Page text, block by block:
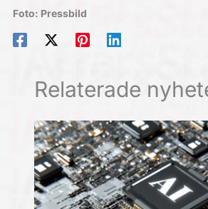
Foto: Pressbild
Relaterade